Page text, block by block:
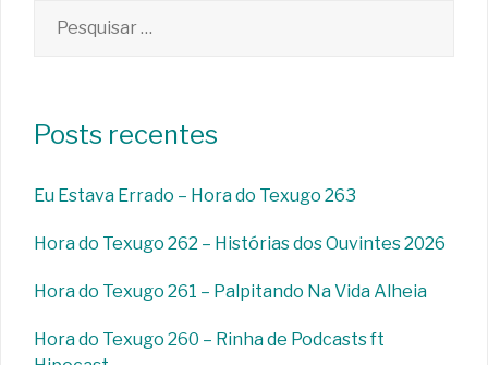
por:
Posts recentes
Eu Estava Errado – Hora do Texugo 263
Hora do Texugo 262 – Histórias dos Ouvintes 2026
Hora do Texugo 261 – Palpitando Na Vida Alheia
Hora do Texugo 260 – Rinha de Podcasts ft